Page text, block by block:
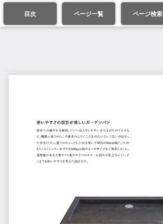
目次 ページ一覧 ページ検索